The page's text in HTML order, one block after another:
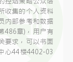
收集的个人资料
内部参考和数据
486章)，用户有
要求，可以书面
心44楼4402-03